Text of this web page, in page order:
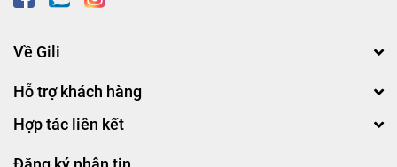
Về Gili
Hỗ trợ khách hàng
Hợp tác liên kết